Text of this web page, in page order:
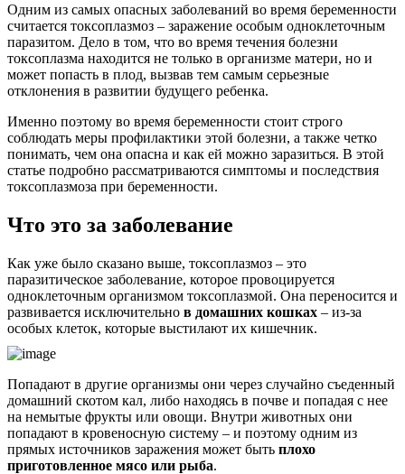
Одним из самых опасных заболеваний во время беременности
считается токсоплазмоз – заражение особым одноклеточным
паразитом. Дело в том, что во время течения болезни
токсоплазма находится не только в организме матери, но и
может попасть в плод, вызвав тем самым серьезные
отклонения в развитии будущего ребенка.
Именно поэтому во время беременности стоит строго
соблюдать меры профилактики этой болезни, а также четко
понимать, чем она опасна и как ей можно заразиться. В этой
статье подробно рассматриваются симптомы и последствия
токсоплазмоза при беременности.
Что это за заболевание
Как уже было сказано выше, токсоплазмоз – это
паразитическое заболевание, которое провоцируется
одноклеточным организмом токсоплазмой. Она переносится и
развивается исключительно в домашних кошках – из-за
особых клеток, которые выстилают их кишечник.
Попадают в другие организмы они через случайно съеденный
домашний скотом кал, либо находясь в почве и попадая с нее
на немытые фрукты или овощи. Внутри животных они
попадают в кровеносную систему – и поэтому одним из
прямых источников заражения может быть плохо
приготовленное мясо или рыба.